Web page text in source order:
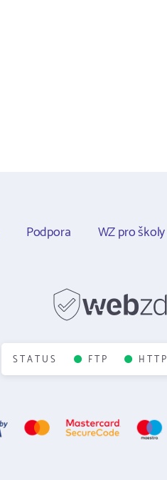
Podpora WZ pro školy
STATUS FTP HTTP